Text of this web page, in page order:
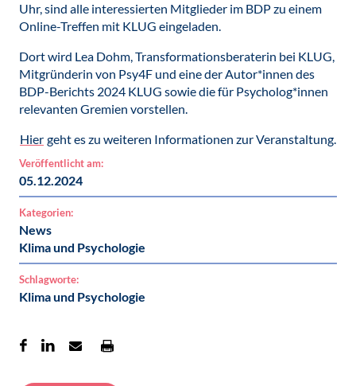
Uhr, sind alle interessierten Mitglieder im BDP zu einem
Online-Treffen mit KLUG eingeladen.
Dort wird Lea Dohm, Transformationsberaterin bei KLUG,
Mitgründerin von Psy4F und eine der Autor*innen des
BDP-Berichts 2024 KLUG sowie die für Psycholog*innen
relevanten Gremien vorstellen.
Hier geht es zu weiteren Informationen zur Veranstaltung.
Veröffentlicht am:
05.12.2024
Kategorien:
News
Klima und Psychologie
Schlagworte:
Klima und Psychologie